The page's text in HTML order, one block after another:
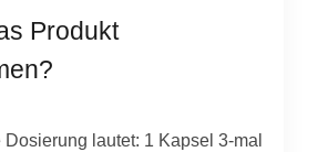
Produkt
lautet: 1 Kapsel 3-mal